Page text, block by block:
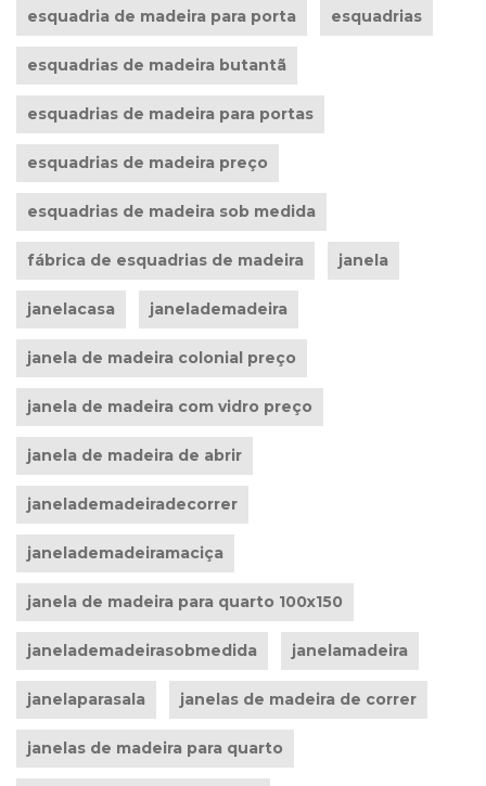
esquadria de madeira para porta esquadrias
esquadrias de madeira butantã
esquadrias de madeira para portas
esquadrias de madeira preço
esquadrias de madeira sob medida
fábrica de esquadrias de madeira janela
janelacasa janelademadeira
janela de madeira colonial preço
janela de madeira com vidro preço
janela de madeira de abrir
janelademadeiradecorrer
janelademadeiramaciça
janela de madeira para quarto 100x150
janelademadeirasobmedida janelamadeira
janelaparasala janelas de madeira de correr
janelas de madeira para quarto